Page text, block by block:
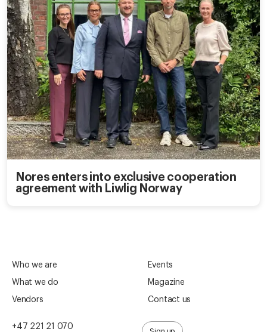
Nores enters into exclusive cooperation
agreement with Liwlig Norway
Who we are
What we do
Vendors
Events
Magazine
Contact us
+47 221 21 070